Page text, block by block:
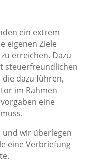
ein extrem
eigenen Ziele
erreichen. Dazu
steuerfreundlichen
dazu führen,
im Rahmen
eine
und wir überlegen
eine Verbriefung